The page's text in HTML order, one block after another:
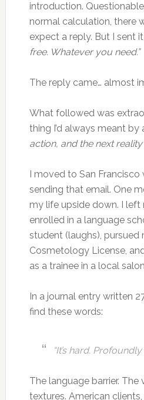
introduction.
normal calculation, there
expect a reply. But I sent
free. Whatever you need.”
The reply came… almost
What followed was
thing I’d always meant by
action, and the next
I moved to San Francisco
sending that email. One
my life upside down. I left
enrolled in a language
student (laughs), pursued
Cosmetology License,
as a trainee in a local
In a journal entry written
find these words:
“It’s hard. Profoundly
The language barrier. The
textures. American